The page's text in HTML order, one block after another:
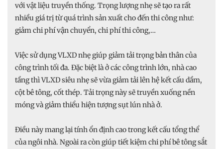
với vật liệu truyền thống. Trọng lượng nhẹ sẽ tạo ra rất
nhiều giá trị từ quá trình sản xuất cho đến thi công như:
giảm chi phí vận chuyển, chi phí thi công,…
Việc sử dụng VLXD nhẹ giúp giảm tải trọng bản thân của
công trình tối đa. Đặc biệt là ở các công trình lớn, nhà cao
tầng thì VLXD siêu nhẹ sẽ vừa giảm tải lên hệ kết cấu dầm,
cột bê tông, cốt thép. Tải trọng này sẽ truyền xuống nền
móng và giảm thiểu hiện tượng sụt lún nhà ở.
Điều này mang lại tính ổn định cao trong kết cấu tổng thể
của ngôi nhà. Ngoài ra còn giúp tiết kiệm chi phí bê tông sắt